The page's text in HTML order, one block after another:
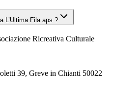
L’Ultima Fila aps ?
Ricreativa Culturale
39, Greve in Chianti 50022